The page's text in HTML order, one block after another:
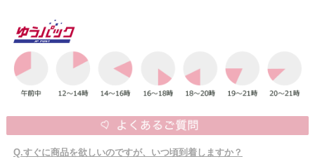
Q.すぐに商品を欲しいのですが、いつ頃到着しますか？